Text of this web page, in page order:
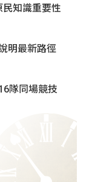
知識重要性
明最新路徑
隊同場競技